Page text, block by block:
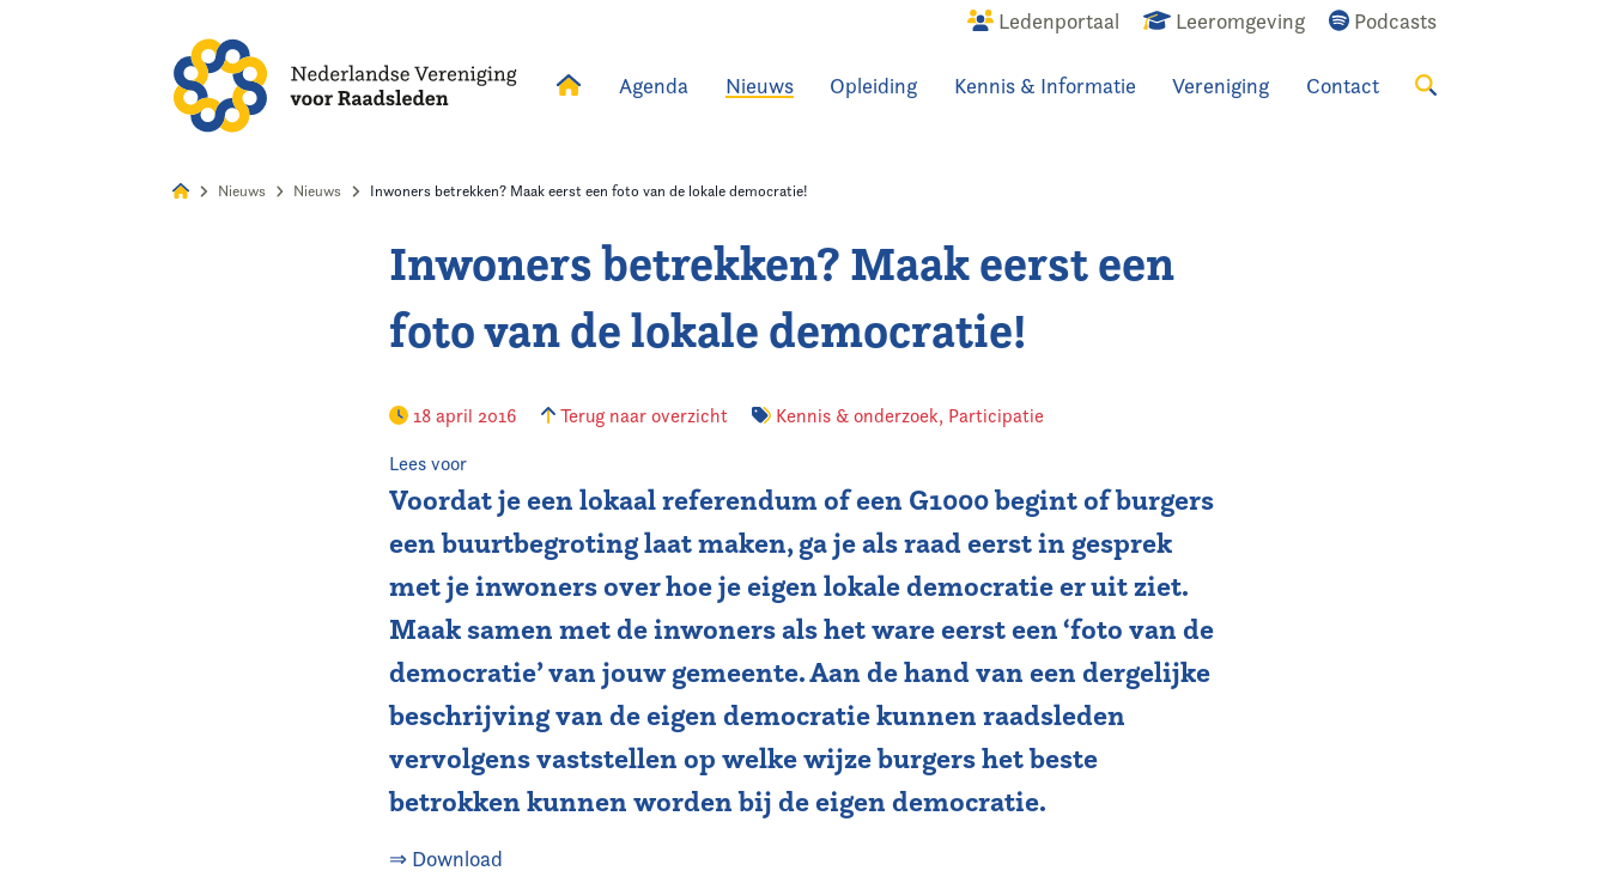
Ledenportaal Leeromgeving Podcasts
Agenda Nieuws Opleiding Kennis & Informatie Vereniging Contact
Nieuws Nieuws Inwoners betrekken? Maak eerst een foto van de lokale democratie!
Inwoners betrekken? Maak eerst een
foto van de lokale democratie!
18 april 2016 Terug naar overzicht Kennis & onderzoek, Participatie
Lees voor
Voordat je een lokaal referendum of een G1000 begint of burgers
een buurtbegroting laat maken, ga je als raad eerst in gesprek
met je inwoners over hoe je eigen lokale democratie er uit ziet.
Maak samen met de inwoners als het ware eerst een ‘foto van de
democratie’ van jouw gemeente. Aan de hand van een dergelijke
beschrijving van de eigen democratie kunnen raadsleden
vervolgens vaststellen op welke wijze burgers het beste
betrokken kunnen worden bij de eigen democratie.
⇒ Download